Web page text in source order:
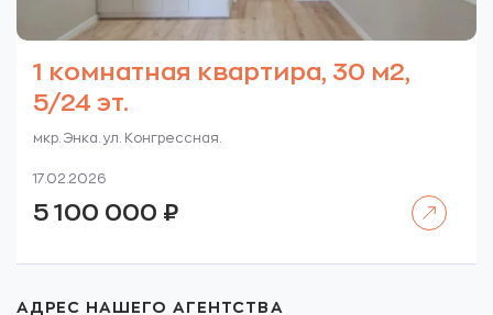
1 комнатная квартира, 30 м2,
5/24 эт.
мкр. Энка. ул. Конгрессная.
17.02.2026
5 100 000 ₽
АДРЕС НАШЕГО АГЕНТСТВА